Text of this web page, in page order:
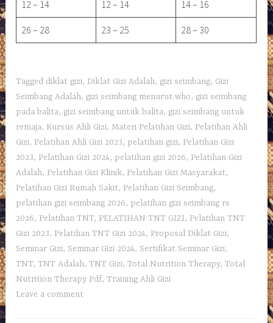
12 – 14 12 – 14 14 – 16
26 – 28 23 – 25 28 – 30
Tagged diklat gizi,Diklat Gizi Adalah, gizi seimbang, Gizi
Seimbang Adalah, gizi seimbang menurut who, gizi seimbang
pada balita, gizi seimbang untuk balita, gizi seimbang untuk
remaja, Kursus Ahli Gizi,Materi Pelatihan Gizi, Pelatihan Ahli
Gizi, Pelatihan Ahli Gizi 2023, pelatihan gizi, Pelatihan Gizi
2023, Pelatihan Gizi 2024, pelatihan gizi 2026, Pelatihan Gizi
Adalah, Pelatihan Gizi Klinik, Pelatihan Gizi Masyarakat,
Pelatihan Gizi Rumah Sakit, Pelatihan Gizi Seimbang,
pelatihan gizi seimbang 2026, pelatihan gizi seimbang rs
2026, Pelatihan TNT, PELATIHAN TNT GIZI, Pelatihan TNT
Gizi 2023, Pelatihan TNT Gizi 2024, Proposal Diklat Gizi,
Seminar Gizi, Seminar Gizi 2024, Sertifikat Seminar Gizi,
TNT,TNT Adalah,TNT Gizi,Total Nutrition Therapy,Total
Nutrition Therapy Pdf,Training Ahli Gizi
Leave a comment